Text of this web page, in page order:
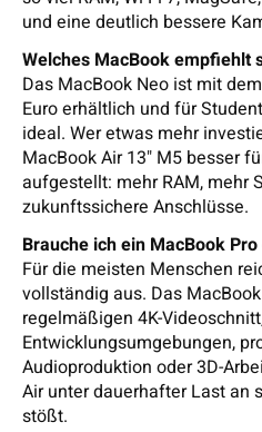
und eine deutlich bessere
Welches MacBook empfiehlt
Das MacBook Neo ist mit
Euro erhältlich und für
ideal. Wer etwas mehr
MacBook Air 13" M5 besser
aufgestellt: mehr RAM, mehr
zukunftssichere Anschlüsse.
Brauche ich ein MacBook
Für die meisten Menschen
vollständig aus. Das
regelmäßigen 4K-
Entwicklungsumgebungen,
Audioproduktion oder 3D-
Air unter dauerhafter Last an
stößt.